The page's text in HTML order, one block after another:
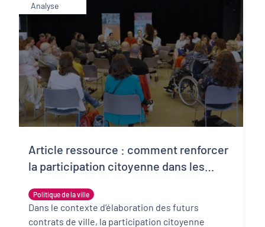
Analyse
Politique de la ville
Article ressource : comment renforcer
la participation citoyenne dans les
Dans le contexte d’élaboration des futurs
contrats de ville, la participation citoyenne